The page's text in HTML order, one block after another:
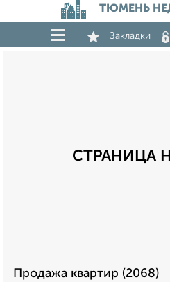
ТЮМЕНЬ
Закладки
СТРАНИЦА
Продажа квартир (2068)